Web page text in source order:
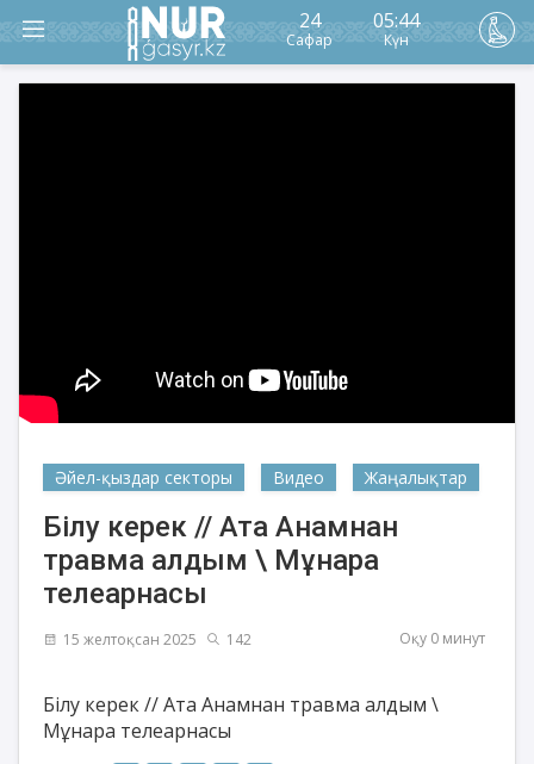
24
Сафар
05:44
Күн
Әйел-қыздар секторы Видео Жаңалықтар
Білу керек // Ата Анамнан
травма алдым \ Мұнара
телеарнасы
15 желтоқсан 2025 142 Оқу 0 минут
Білу керек // Ата Анамнан травма алдым \
Мұнара телеарнасы